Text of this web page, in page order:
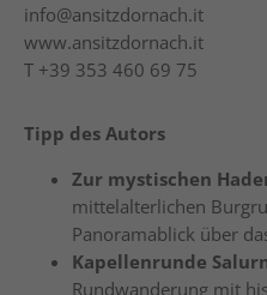
info@ansitzdornach.it
www.ansitzdornach.it
T +39 353 460 69 75
Tipp des Autors
Zur mystischen
mittelalterlichen
Panoramablick über
Kapellenrunde
Rundwanderung mit